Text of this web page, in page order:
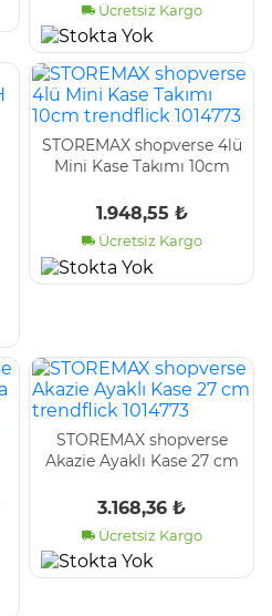
Ücretsiz Kargo
STOREMAX shopverse 4lü
Mini Kase Takımı 10cm
1.948,55 ₺
Ücretsiz Kargo
STOREMAX shopverse
Akazie Ayaklı Kase 27 cm
3.168,36 ₺
Ücretsiz Kargo